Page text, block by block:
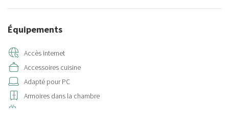
Équipements
Accès internet
Accessoires cuisine
Adapté pour PC
Armoires dans la chambre